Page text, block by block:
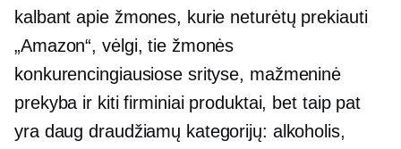
kalbant apie žmones, kurie neturėtų prekiauti
„Amazon“, vėlgi, tie žmonės
konkurencingiausiose srityse, mažmeninė
prekyba ir kiti firminiai produktai, bet taip pat
yra daug draudžiamų kategorijų: alkoholis,